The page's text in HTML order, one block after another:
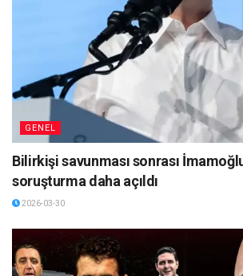
GENEL
Bilirkişi savunması sonrası
soruşturma daha açıldı
2026-03-30